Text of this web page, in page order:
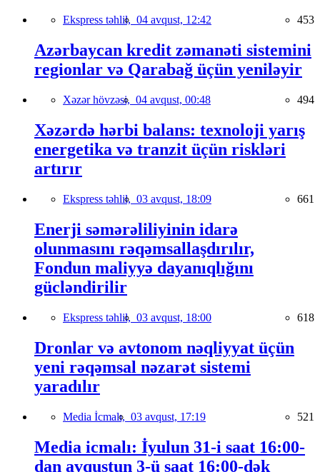
Ekspress təhlil, 04 avqust, 12:42 453
Azərbaycan kredit zəmanəti sistemini
regionlar və Qarabağ üçün yeniləyir
Xəzər hövzəsi, 04 avqust, 00:48 494
Xəzərdə hərbi balans: texnoloji yarış
energetika və tranzit üçün riskləri
artırır
Ekspress təhlil, 03 avqust, 18:09 661
Enerji səmərəliliyinin idarə
olunmasını rəqəmsallaşdırılır,
Fondun maliyyə dayanıqlığını
gücləndirilir
Ekspress təhlil, 03 avqust, 18:00 618
Dronlar və avtonom nəqliyyat üçün
yeni rəqəmsal nəzarət sistemi
yaradılır
Media İcmalı, 03 avqust, 17:19 521
Media icmalı: İyulun 31-i saat 16:00-
dan avqustun 3-ü saat 16:00-dək